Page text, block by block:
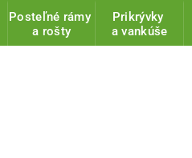
Posteľné rámy
a rošty
Prikrývky
a vankúše